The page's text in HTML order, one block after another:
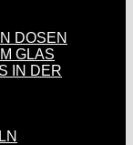
DOSEN
GLAS
IN DER